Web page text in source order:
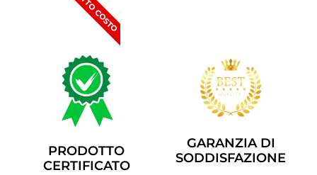
SOTTO COSTO
PRODOTTO
CERTIFICATO
GARANZIA DI
SODDISFAZIONE